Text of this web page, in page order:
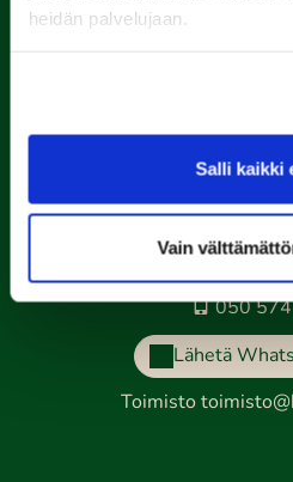
heidän palvelujaan.
Salli kaikki
Vain
Porin
Kalaforniantie
caddie-
050
Lähetä
Toimisto